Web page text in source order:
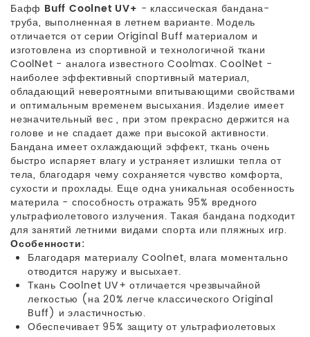
Бафф Buff Coolnet UV+ - классическая бандана-
труба, выполненная в летнем варианте. Модель
отличается от серии Original Buff материалом и
изготовлена из спортивной и технологичной ткани
CoolNet - аналога известного Coolmax. CoolNet -
наиболее эффективный спортивный материал,
обладающий невероятными впитывающими свойствами
и оптимальным временем высыхания. Изделие имеет
незначительный вес , при этом прекрасно держится на
голове и не спадает даже при высокой активности.
Бандана имеет охлаждающий эффект, ткань очень
быстро испаряет влагу и устраняет излишки тепла от
тела, благодаря чему сохраняется чувство комфорта,
сухости и прохлады. Еще одна уникальная особенность
материла - способность отражать 95% вредного
ультрафиолетового излучения. Такая бандана подходит
для занятий летними видами спорта или пляжных игр.
Особенности:
Благодаря материалу Coolnet, влага моментально
отводится наружу и высыхает.
Ткань Coolnet UV+ отличается чрезвычайной
легкостью (на 20% легче классического Original
Buff) и эластичностью.
Обеспечивает 95% защиту от ультрафиолетовых